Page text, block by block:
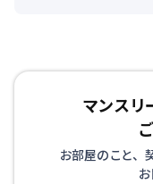
マンスリ
お部屋のこと、